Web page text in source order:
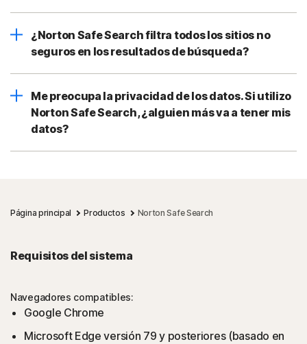
¿Norton Safe Search filtra todos los sitios no
seguros en los resultados de búsqueda?
Me preocupa la privacidad de los datos. Si utilizo
Norton Safe Search, ¿alguien más va a tener mis
datos?
Página principal Productos Norton Safe Search
Requisitos del sistema
Navegadores compatibles:
Google Chrome
Microsoft Edge versión 79 y posteriores (basado en